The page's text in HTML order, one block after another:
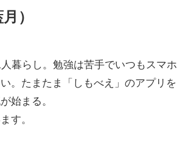
）
暮らし。勉強は苦手でいつもスマホ
。たまたま「しもべえ」のアプリを
始まる。
す。